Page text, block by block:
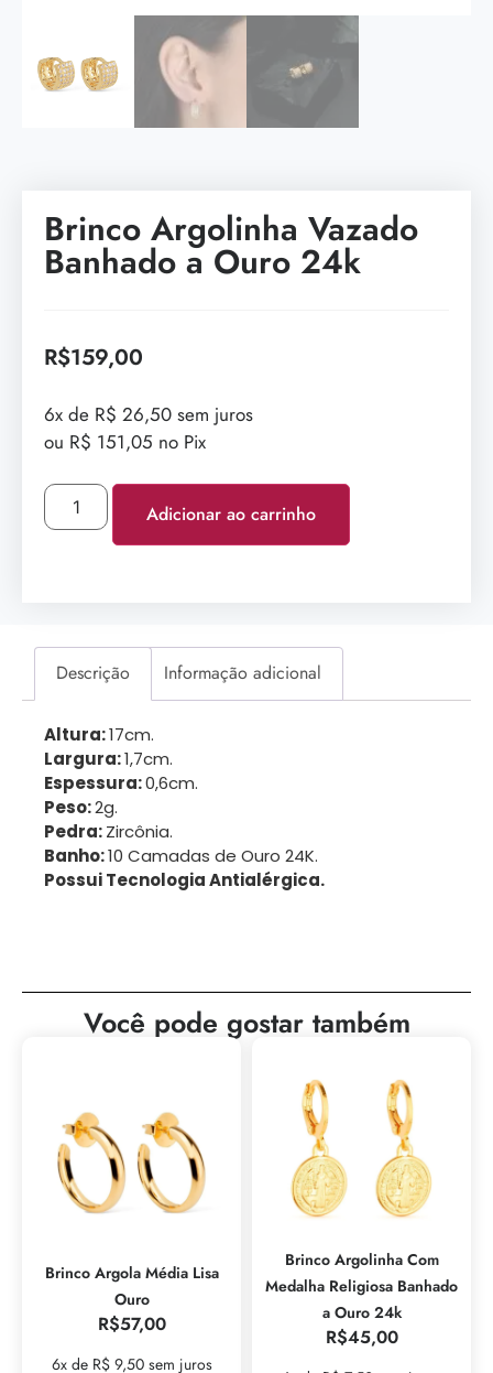
Brinco Argolinha Vazado
Banhado a Ouro 24k
R$159,00
6x de R$ 26,50 sem juros
ou R$ 151,05 no Pix
Adicionar ao carrinho
Descrição Informação adicional
Altura:17cm.
Largura:1,7cm.
Espessura:0,6cm.
Peso:2g.
Pedra:Zircônia.
Banho:10 Camadas de Ouro 24K.
Possui Tecnologia Antialérgica.
Você pode gostar também
Brinco Argola Média Lisa
Ouro
R$57,00
6x de R$ 9,50 sem juros
Brinco Argolinha Com
Medalha Religiosa Banhado
a Ouro 24k
R$45,00